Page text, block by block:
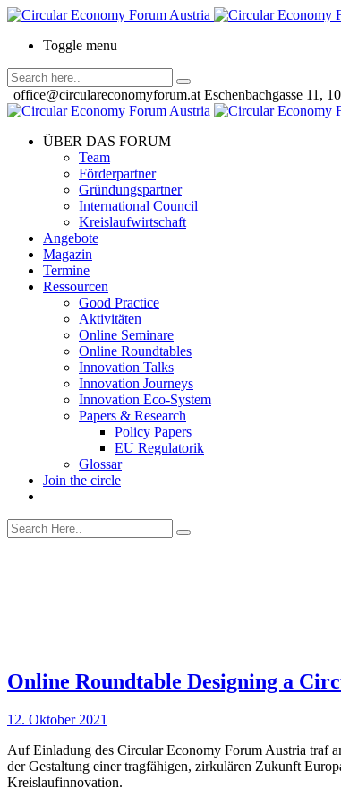
Toggle menu
office@circulareconomyforum.at Eschenbachgasse 11,
ÜBER DAS FORUM
Team
Förderpartner
Gründungspartner
International Council
Kreislaufwirtschaft
Angebote
Magazin
Termine
Ressourcen
Good Practice
Aktivitäten
Online Seminare
Online Roundtables
Innovation Talks
Innovation Journeys
Innovation Eco-System
Papers & Research
Policy Papers
EU Regulatorik
Glossar
Join the circle
Online Roundtable Designing a
12. Oktober 2021
Auf Einladung des Circular Economy Forum Austria traf
der Gestaltung einer tragfähigen, zirkulären Zukunft
Kreislaufinnovation.